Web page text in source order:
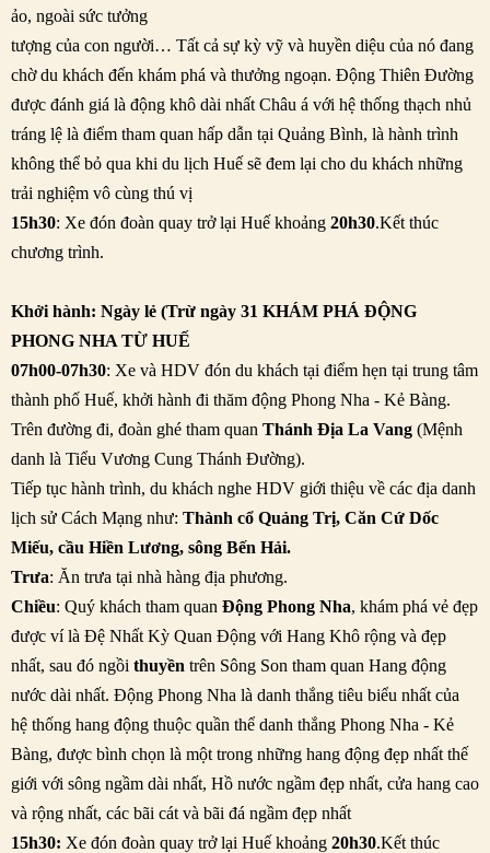
ảo, ngoài sức tưởng
tượng của con người… Tất cả sự kỳ vỹ và huyền diệu của nó đang
chờ du khách đến khám phá và thưởng ngoạn. Động Thiên Đường
được đánh giá là động khô dài nhất Châu á với hệ thống thạch nhủ
tráng lệ là điểm tham quan hấp dẫn tại Quảng Bình, là hành trình
không thể bỏ qua khi du lịch Huế sẽ đem lại cho du khách những
trải nghiệm vô cùng thú vị
15h30: Xe đón đoàn quay trở lại Huế khoảng 20h30.Kết thúc
chương trình.
Khởi hành: Ngày lẻ (Trừ ngày 31 KHÁM PHÁ ĐỘNG
PHONG NHA TỪ HUẾ
07h00-07h30: Xe và HDV đón du khách tại điểm hẹn tại trung tâm
thành phố Huế, khởi hành đi thăm động Phong Nha - Kẻ Bàng.
Trên đường đi, đoàn ghé tham quan Thánh Địa La Vang (Mệnh
danh là Tiểu Vương Cung Thánh Đường).
Tiếp tục hành trình, du khách nghe HDV giới thiệu về các địa danh
lịch sử Cách Mạng như: Thành cổ Quảng Trị, Căn Cứ Dốc
Miếu, cầu Hiền Lương, sông Bến Hải.
Trưa: Ăn trưa tại nhà hàng địa phương.
Chiều: Quý khách tham quan Động Phong Nha, khám phá vẻ đẹp
được ví là Đệ Nhất Kỳ Quan Động với Hang Khô rộng và đẹp
nhất, sau đó ngồi thuyền trên Sông Son tham quan Hang động
nước dài nhất. Động Phong Nha là danh thắng tiêu biểu nhất của
hệ thống hang động thuộc quần thể danh thắng Phong Nha - Kẻ
Bàng, được bình chọn là một trong những hang động đẹp nhất thế
giới với sông ngầm dài nhất, Hồ nước ngầm đẹp nhất, cửa hang cao
và rộng nhất, các bãi cát và bãi đá ngầm đẹp nhất
15h30: Xe đón đoàn quay trở lại Huế khoảng 20h30.Kết thúc